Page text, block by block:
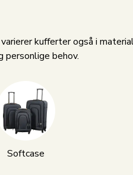
kufferter også i
behov.
Softcase